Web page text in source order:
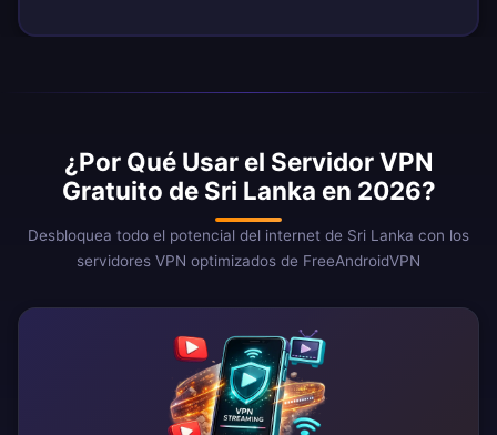
¿Por Qué Usar el Servidor VPN
Gratuito de Sri Lanka en 2026?
Desbloquea todo el potencial del internet de Sri Lanka con los
servidores VPN optimizados de FreeAndroidVPN